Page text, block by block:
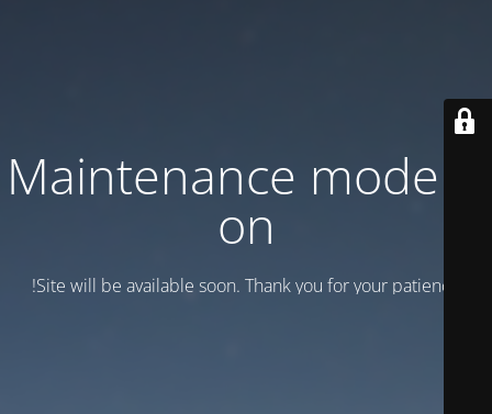
Maintenance mode is
on
Site will be available soon. Thank you for your patience!